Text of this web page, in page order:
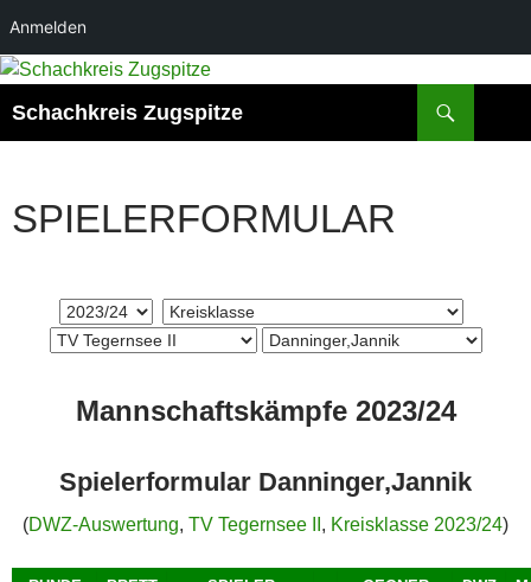
Anmelden
Schachkreis Zugspitze
SPIELERFORMULAR
Mannschaftskämpfe 2023/24
Spielerformular Danninger,Jannik
(DWZ-Auswertung, TV Tegernsee II , Kreisklasse 2023/24)